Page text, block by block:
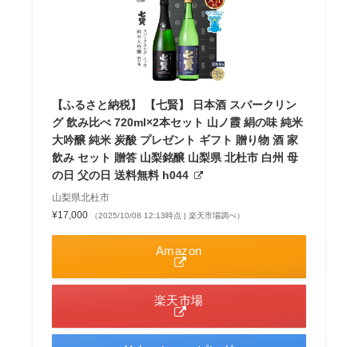
【ふるさと納税】 【七賢】 日本酒 スパークリン
グ 飲み比べ 720ml×2本セット 山ノ霞 絹の味 純米
大吟醸 純米 炭酸 プレゼント ギフト 贈り物 酒 家
飲み セット 贈答 山梨銘醸 山梨県 北杜市 白州 母
の日 父の日 送料無料 h044
山梨県北杜市
¥17,000
（2025/10/08 12:13時点 | 楽天市場調べ）
Amazon
楽天市場